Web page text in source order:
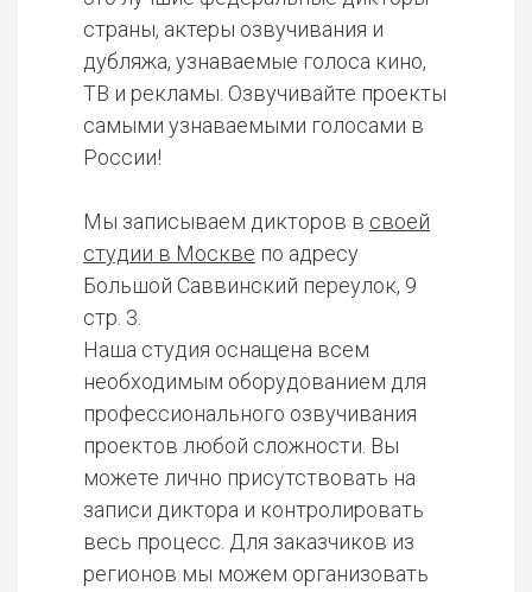
страны, актеры озвучивания и
дубляжа, узнаваемые голоса кино,
ТВ и рекламы. Озвучивайте проекты
самыми узнаваемыми голосами в
России!
Мы записываем дикторов в своей
студии в Москве по адресу
Большой Саввинский переулок, 9
стр. 3.
Наша студия оснащена всем
необходимым оборудованием для
профессионального озвучивания
проектов любой сложности. Вы
можете лично присутствовать на
записи диктора и контролировать
весь процесс. Для заказчиков из
регионов мы можем организовать